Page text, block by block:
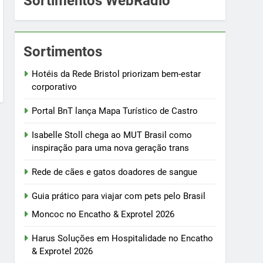
Sortimentos
Hotéis da Rede Bristol priorizam bem-estar
corporativo
Portal BnT lança Mapa Turístico de Castro
Isabelle Stoll chega ao MUT Brasil como
inspiração para uma nova geração trans
Rede de cães e gatos doadores de sangue
Guia prático para viajar com pets pelo Brasil
Moncoc no Encatho & Exprotel 2026
Harus Soluções em Hospitalidade no Encatho
& Exprotel 2026